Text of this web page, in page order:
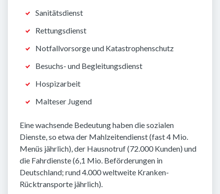
Sanitätsdienst
Rettungsdienst
Notfallvorsorge und Katastrophenschutz
Besuchs- und Begleitungsdienst
Hospizarbeit
Malteser Jugend
Eine wachsende Bedeutung haben die sozialen
Dienste, so etwa der Mahlzeitendienst (fast 4 Mio.
Menüs jährlich), der Hausnotruf (72.000 Kunden) und
die Fahrdienste (6,1 Mio. Beförderungen in
Deutschland; rund 4.000 weltweite Kranken-
Rücktransporte jährlich).